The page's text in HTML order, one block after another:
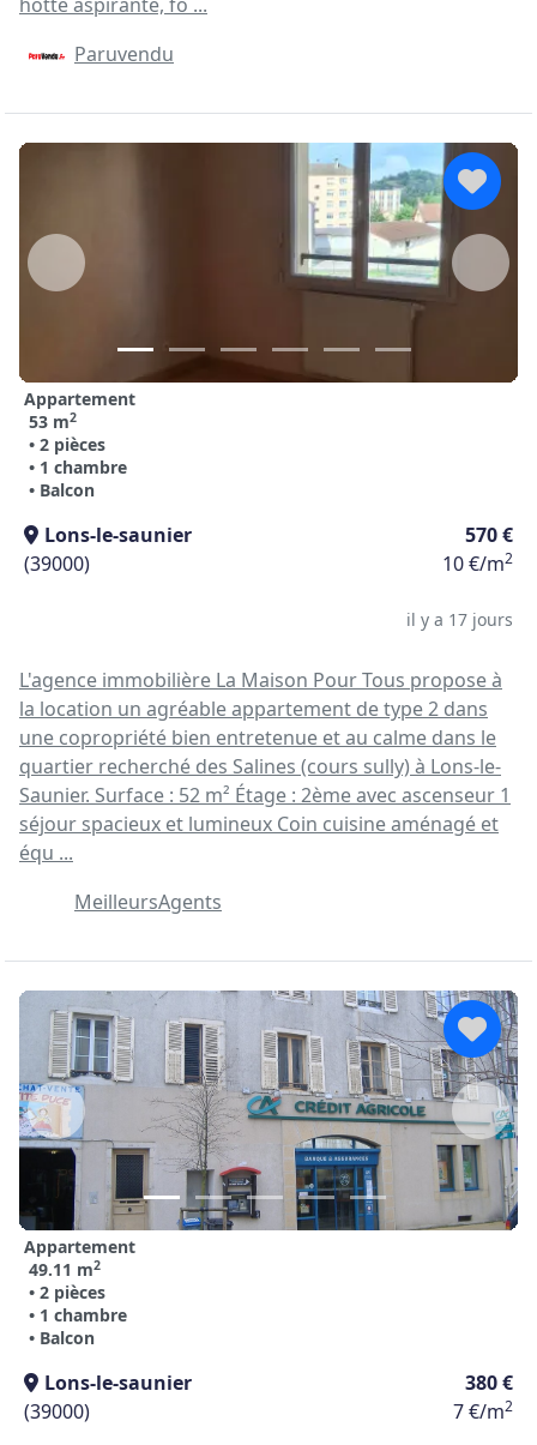
Paruvendu
Appartement
53 m2
• 2 pièces
• 1 chambre
• Balcon
Lons-le-saunier
570 €
(39000)
10 €/m2
il y a 17 jours
L'agence immobilière La Maison Pour Tous propose à
la location un agréable appartement de type 2 dans
une copropriété bien entretenue et au calme dans le
quartier recherché des Salines (cours sully) à Lons-le-
Saunier. Surface : 52 m² Étage : 2ème avec ascenseur 1
séjour spacieux et lumineux Coin cuisine aménagé et
équ ...
MeilleursAgents
Appartement
49.11 m2
• 2 pièces
• 1 chambre
• Balcon
Lons-le-saunier
380 €
(39000)
7 €/m2